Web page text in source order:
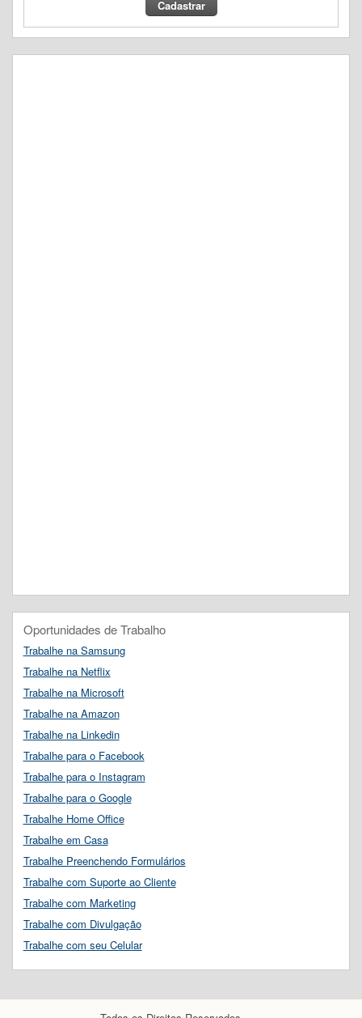
Oportunidades de Trabalho
Trabalhe na Samsung
Trabalhe na Netflix
Trabalhe na Microsoft
Trabalhe na Amazon
Trabalhe na Linkedin
Trabalhe para o Facebook
Trabalhe para o Instagram
Trabalhe para o Google
Trabalhe Home Office
Trabalhe em Casa
Trabalhe Preenchendo Formulários
Trabalhe com Suporte ao Cliente
Trabalhe com Marketing
Trabalhe com Divulgação
Trabalhe com seu Celular